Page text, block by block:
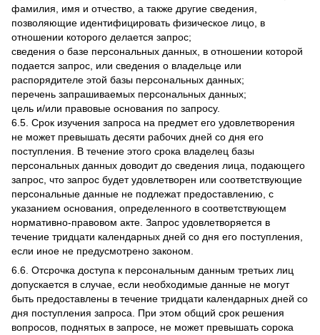
фамилия, имя и отчество, а также другие сведения,
позволяющие идентифицировать физическое лицо, в
отношении которого делается запрос;
сведения о базе персональных данных, в отношении которой
подается запрос, или сведения о владельце или
распорядителе этой базы персональных данных;
перечень запрашиваемых персональных данных;
цель и/или правовые основания по запросу.
6.5. Срок изучения запроса на предмет его удовлетворения
не может превышать десяти рабочих дней со дня его
поступления. В течение этого срока владелец базы
персональных данных доводит до сведения лица, подающего
запрос, что запрос будет удовлетворен или соответствующие
персональные данные не подлежат предоставлению, с
указанием основания, определенного в соответствующем
нормативно-правовом акте. Запрос удовлетворяется в
течение тридцати календарных дней со дня его поступления,
если иное не предусмотрено законом.
6.6. Отсрочка доступа к персональным данным третьих лиц
допускается в случае, если необходимые данные не могут
быть предоставлены в течение тридцати календарных дней со
дня поступления запроса. При этом общий срок решения
вопросов, поднятых в запросе, не может превышать сорока